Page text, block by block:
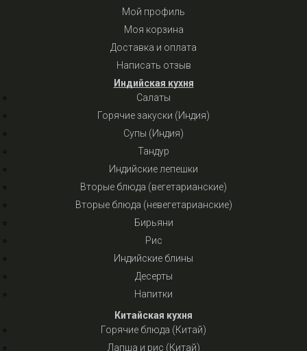
Мой профиль
Моя корзина
Доставка и оплата
Написать отзыв
Индийская кухня
Салаты
Горячие закуски (Индия)
Супы (Индия)
Тандур
Индийские лепешки
Вторые блюда (вегетарианские)
Вторые блюда (невегетарианские)
Бирьяни
Рис
Индийские блины
Десерты
Напитки
Китайская кухня
Горячие блюда (Китай)
Лапша и рис (Китай)